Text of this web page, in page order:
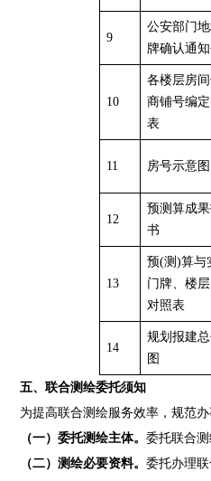
9
公安部门
牌确认通
10
各楼层房间
商铺号编
表
11 房号示意图
12
预测算成
书
13
预(测)算与
门牌、楼
对照表
14
规划报建
图
五、联合测绘委托须知
为提高联合测绘服务效率，规范办
（一） 委托测绘主体。 委托联合
（二） 测绘必要资料。 委托办理